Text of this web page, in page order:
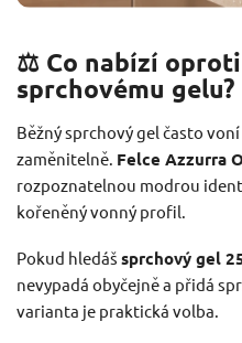
⚖️ Co nabízí oproti
sprchovému gelu?
Běžný sprchový gel často
zaměnitelně. Felce Azzurra
rozpoznatelnou modrou
kořeněný vonný profil.
Pokud hledáš sprchový gel
nevypadá obyčejně a přidá
varianta je praktická volba.